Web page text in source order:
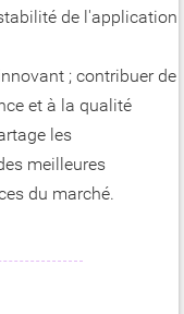
de l'application
; contribuer de
et à la qualité
les
meilleures
du marché.